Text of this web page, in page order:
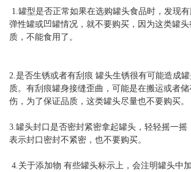
1.罐型是否正常如果在选购罐头食品时，发现有
弹性罐或凹罐情况，就不要购买，因为这类罐
质，不能食用了。
2.是否生锈或者有刮痕 罐头生锈很有可能造成
质。有刮痕罐身接缝歪曲，可能是在搬运或者
伤，为了保证品质，这类罐头尽量也不要购买。
3.罐头封口是否密封紧密拿起罐头，轻轻摇一摇
表示封口密封不紧密，也不要购买。
4.关于添加物 有些罐头标示上，会注明罐头中